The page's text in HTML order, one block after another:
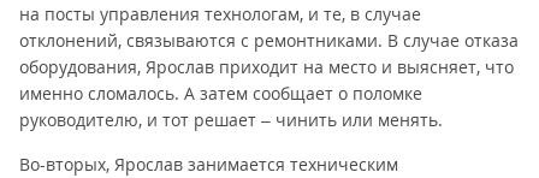
на посты управления технологам, и те, в случае
отклонений, связываются с ремонтниками. В случае отказа
оборудования, Ярослав приходит на место и выясняет, что
именно сломалось. А затем сообщает о поломке
руководителю, и тот решает – чинить или менять.
Во-вторых, Ярослав занимается техническим